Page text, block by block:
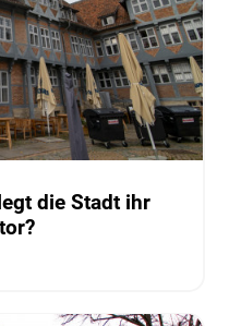
die Stadt ihr